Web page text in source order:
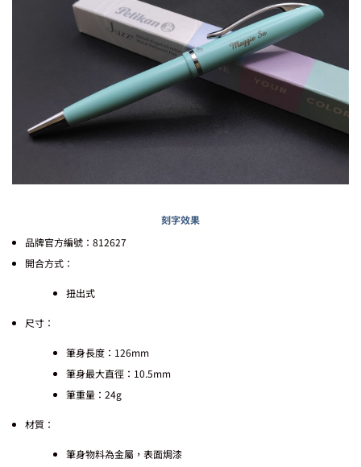
刻字效果
品牌官方編號：812627
開合方式：
扭出式
尺寸：
筆身長度：126mm
筆身最大直徑：10.5mm
筆重量：24g
材質：
筆身物料為金屬，表面焗漆